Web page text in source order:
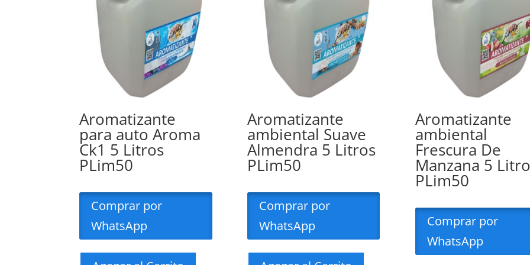
Aromatizante
para auto Aroma
Ck1 5 Litros
PLim50
Comprar por
WhatsApp
Aromatizante
ambiental Suave
Almendra 5 Litros
PLim50
Comprar por
WhatsApp
Aromatizante
ambiental
Frescura De
Manzana 5
PLim50
Comprar por
WhatsApp